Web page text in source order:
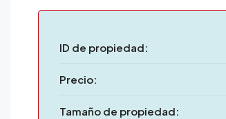
ID de propiedad:
Precio:
Tamaño de propiedad: